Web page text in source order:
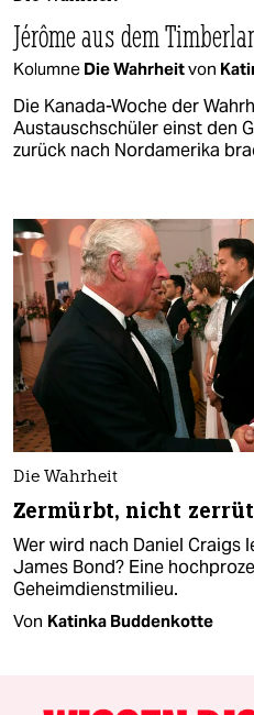
Jérôme aus dem
Kolumne Die Wahrheitvon
Die Kanada-Woche der
Austauschschüler einst den
zurück nach Nordamerika
Die Wahrheit
Zermürbt, nicht
Wer wird nach Daniel Craigs
James Bond? Eine
Geheimdienstmilieu.
Von Katinka Buddenkotte